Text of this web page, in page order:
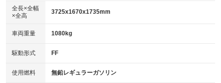
：装備なし
パワーウィンドウ
アイドリングストップ
：装備あり
USB入力端子
：装備あり
100V電源
：装備なし
：装備あり
革シート
キーレス
HID(キセノンライト)
：装備なし
バックカメラ
：装備あり
全長×全幅
×全高
3725x1670x1735mm
車両重量 1080kg
駆動形式 FF
使用燃料 無鉛レギュラーガソリン